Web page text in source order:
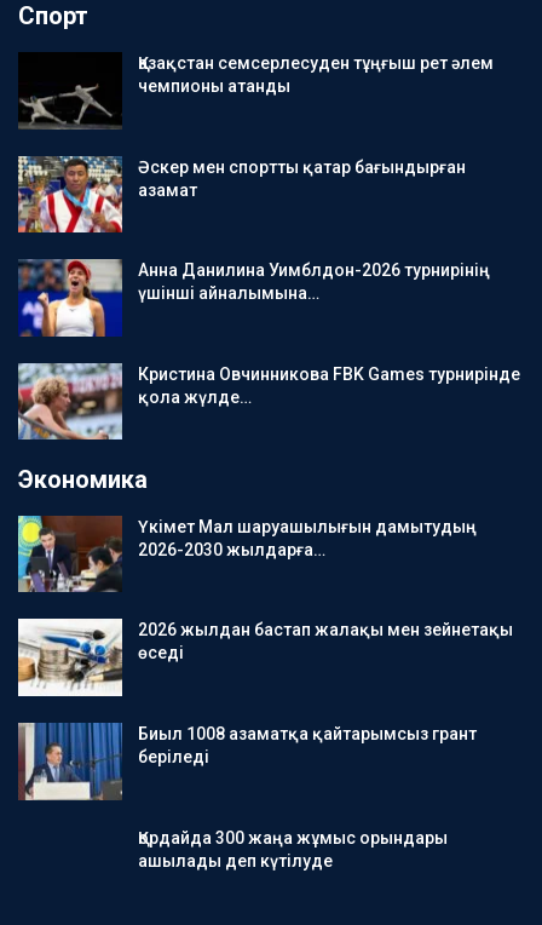
Спорт
Қазақстан семсерлесуден тұңғыш рет әлем
чемпионы атанды
Әскер мен спортты қатар бағындырған
азамат
Анна Данилина Уимблдон-2026 турнирінің
үшінші айналымына…
Кристина Овчинникова FBK Games турнирінде
қола жүлде…
Экономика
Үкімет Мал шаруашылығын дамытудың
2026-2030 жылдарға…
2026 жылдан бастап жалақы мен зейнетақы
өседі
Биыл 1008 азаматқа қайтарымсыз грант
беріледі
Қордайда 300 жаңа жұмыс орындары
ашылады деп күтілуде